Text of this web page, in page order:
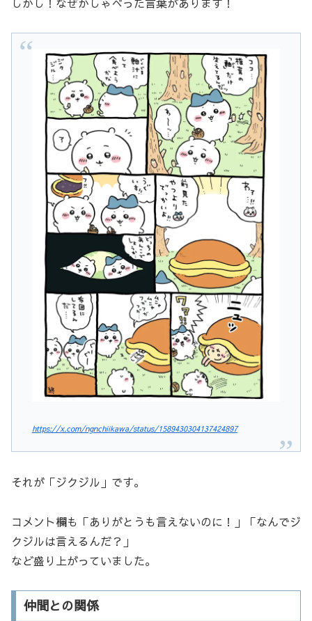
https://x.com/ngnchiikawa/status/1589430304137424897
それが「ジクジル」です。
コメント欄も「ありがとうも言えないのに！」「なんでジ
クジルは言えるんだ？」
など盛り上がっていました。
仲間との関係